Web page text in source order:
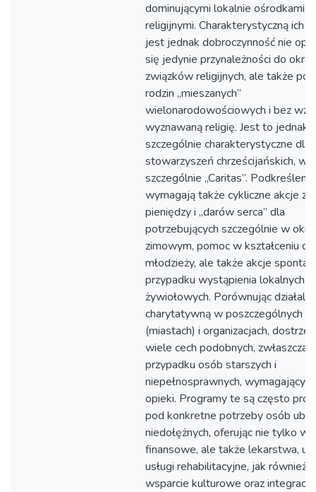
dominującymi lokalnie ośrodkami
religijnymi. Charakterystyczną ich
jest jednak dobroczynność nie
się jedynie przynależności do
związków religijnych, ale także
rodzin „mieszanych”
wielonarodowościowych i bez
wyznawaną religię. Jest to jednak
szczególnie charakterystyczne dla
stowarzyszeń chrześcijańskich, w
szczególnie „Caritas”. Podkreślenia
wymagają także cykliczne akcje
pieniędzy i „darów serca” dla
potrzebujących szczególnie w
zimowym, pomoc w kształceniu
młodzieży, ale także akcje
przypadku wystąpienia lokalnych
żywiołowych. Porównując
charytatywną w poszczególnych
(miastach) i organizacjach,
wiele cech podobnych, zwłaszcza
przypadku osób starszych i
niepełnosprawnych,
opieki. Programy te są często
pod konkretne potrzeby osób
niedołężnych, oferując nie tylko
finansowe, ale także lekarstwa,
usługi rehabilitacyjne, jak również
wsparcie kulturowe oraz integracji